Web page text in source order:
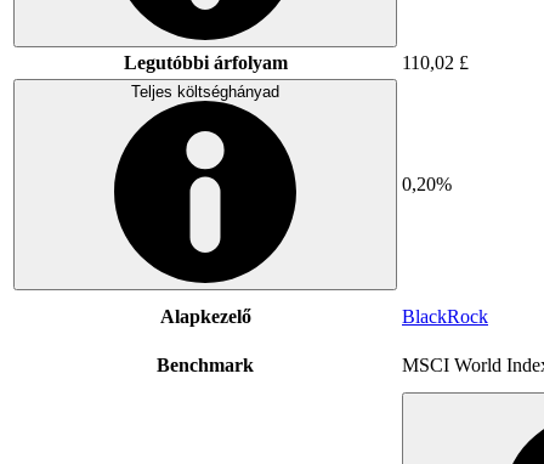
Legutóbbi árfolyam 110,02 £
Teljes költséghányad
0,20%
Alapkezelő BlackRock
Benchmark MSCI World